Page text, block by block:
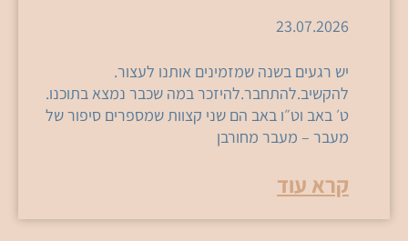
23.07.2026
יש רגעים בשנה שמזמינים אותנו לעצור.
להקשיב.להתחבר.להיזכר במה שכבר נמצא בתוכנו.
ט׳ באב וט״ו באב הם שני קצוות שמספרים סיפור של
מעבר – מעבר מחורבן
קרא עוד